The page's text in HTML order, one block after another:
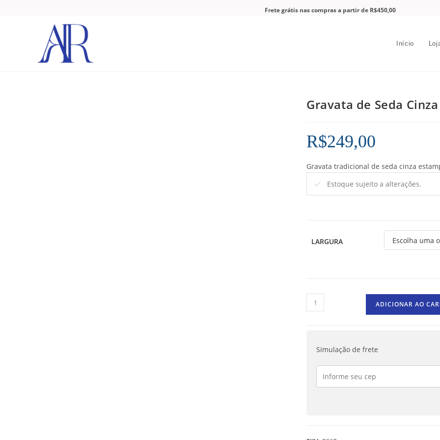
Frete grátis nas compras a partir de R$450,00
Início
Gravata de Seda Cinza
R$249,00
Gravata tradicional de seda cinza
Estoque sujeito a alterações.
LARGURA
ADICIONAR AO
Simulação de frete